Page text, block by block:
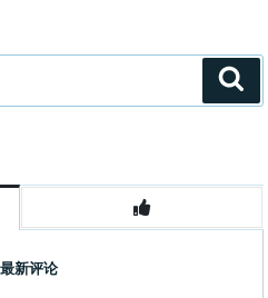
最新评论